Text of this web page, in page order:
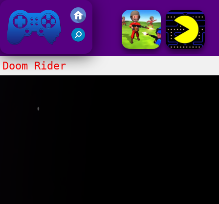
Juegos Friv 2020
Doom Rider